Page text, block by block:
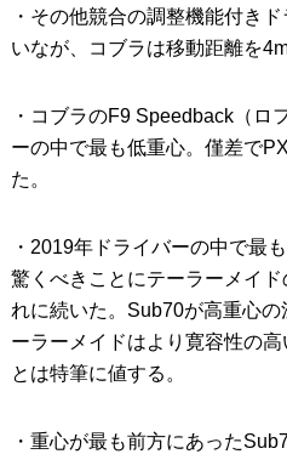
・その他競合の調整機能付き
いなが、コブラは移動距離を
・コブラのF9 Speedback（ロ
ーの中で最も低重心。僅差で
た。
・2019年ドライバーの中で最
驚くべきことにテーラーメイ
れに続いた。Sub70が高重心
ーラーメイドはより寛容性の
とは特筆に値する。
・重心が最も前方にあった